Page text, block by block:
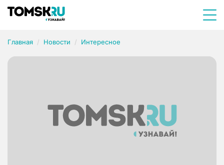
Главная Новости Интересное